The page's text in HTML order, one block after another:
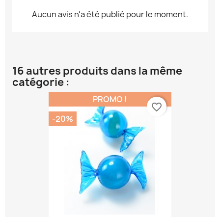
Aucun avis n'a été publié pour le moment.
16 autres produits dans la même
catégorie :
PROMO !
-20%
favorite_border